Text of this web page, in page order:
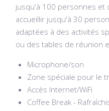
jusqu'à 100 personnes et
accueillir jusqu'à 30
adaptées à des activités
ou des tables de réunion
Microphone/son
Zone spéciale pour le
Accès Internet/WiFi
Coffee Break -